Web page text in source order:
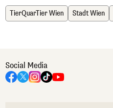
TierQuarTier Wien Stadt Wien
Social Media